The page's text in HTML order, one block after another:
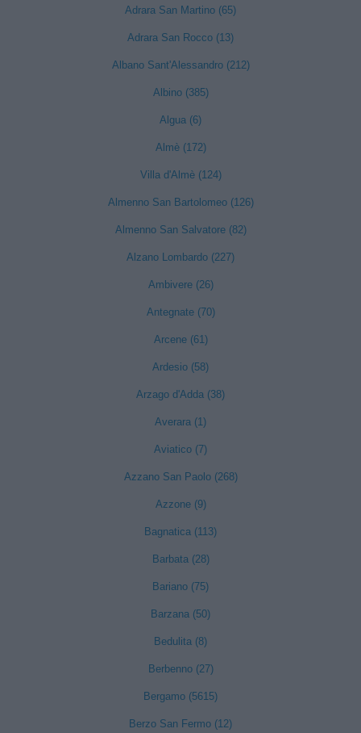
Adrara San Martino (65)
Adrara San Rocco (13)
Albano Sant'Alessandro (212)
Albino (385)
Algua (6)
Almè (172)
Villa d'Almè (124)
Almenno San Bartolomeo (126)
Almenno San Salvatore (82)
Alzano Lombardo (227)
Ambivere (26)
Antegnate (70)
Arcene (61)
Ardesio (58)
Arzago d'Adda (38)
Averara (1)
Aviatico (7)
Azzano San Paolo (268)
Azzone (9)
Bagnatica (113)
Barbata (28)
Bariano (75)
Barzana (50)
Bedulita (8)
Berbenno (27)
Bergamo (5615)
Berzo San Fermo (12)